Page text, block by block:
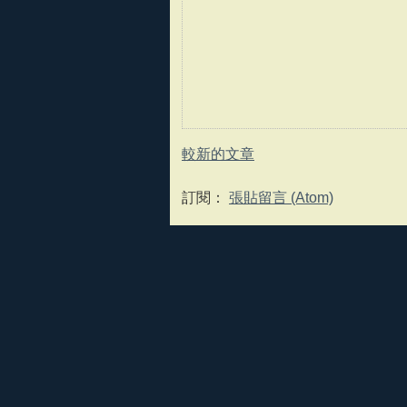
較新的文章
訂閱： 張貼留言 (Atom)